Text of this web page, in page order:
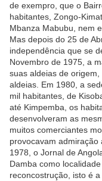
de exempro, que o
habitantes, Zongo-
Mbanza Mabubu, nem
Mas depois do 25 de
independência que se
Novembro de 1975, a
suas aldeias de
aldeias. Em 1980, a
mil habitantes, de
até Kimpemba, os
desenvolveram as
muitos comerciantes
provocavam admiração
1978, o Jornal de
Damba como
reconcostrução, isto é a